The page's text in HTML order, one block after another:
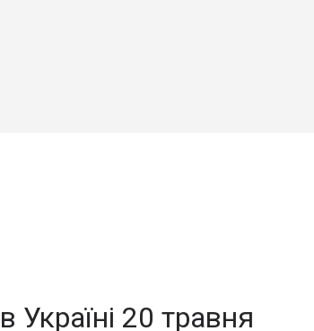
Україні 20 травня